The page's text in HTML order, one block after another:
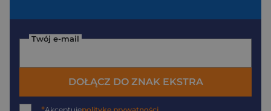
Twój e-mail
DOŁĄCZ DO ZNAK EKSTRA